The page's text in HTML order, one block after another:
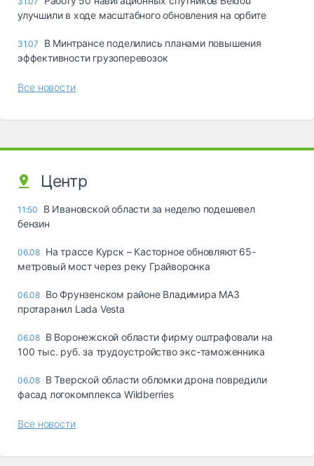
улучшили в ходе масштабного обновления на орбите
31.07
В Минтрансе поделились планами повышения
эффективности грузоперевозок
Все новости
Центр
11:50
В Ивановской области за неделю подешевел
бензин
06.08 На трассе Курск – Касторное обновляют 65-
метровый мост через реку Грайворонка
06.08 Во Фрунзенском районе Владимира МАЗ
протаранил Lada Vesta
06.08 В Воронежской области фирму оштрафовали на
100 тыс. руб. за трудоустройство экс-таможенника
06.08 В Тверской области обломки дрона повредили
фасад логокомплекса Wildberries
Все новости